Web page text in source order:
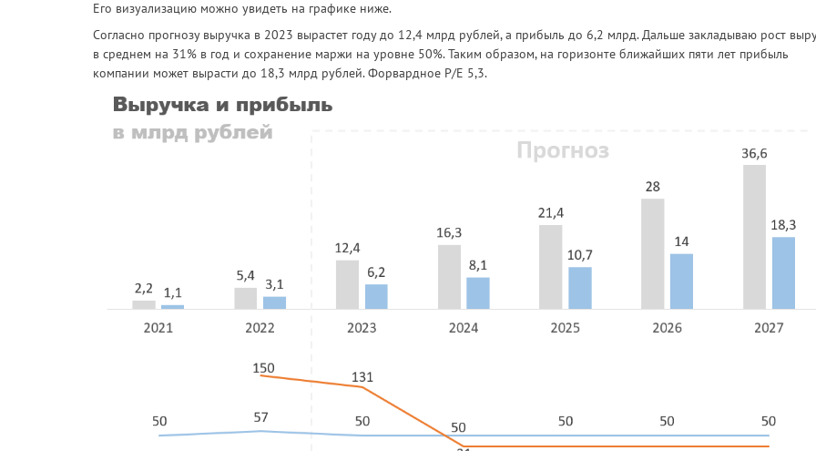
Его визуализацию можно увидеть на графике ниже.
Согласно прогнозу выручка в 2023 вырастет году до 12,4 млрд рублей, а прибыль до 6,2 млрд. Дальше закладываю рост
в среднем на 31% в год и сохранение маржи на уровне 50%. Таким образом, на горизонте ближайших пяти лет прибыль
компании может вырасти до 18,3 млрд рублей. Форвардное P/E 5,3.